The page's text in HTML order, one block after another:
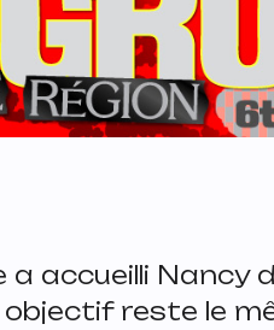
a accueilli Nancy
reste le